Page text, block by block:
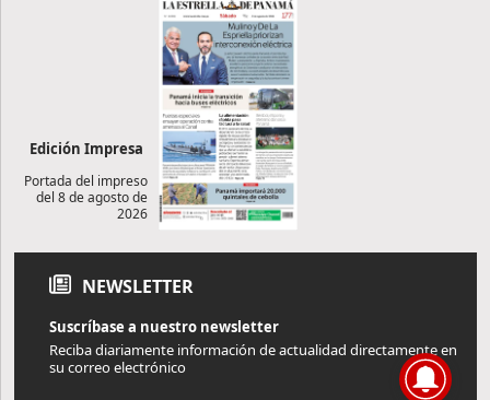
Edición Impresa
Portada del impreso
del 8 de agosto de
2026
NEWSLETTER
Suscríbase a nuestro newsletter
Reciba diariamente información de actualidad directamente en
su correo electrónico